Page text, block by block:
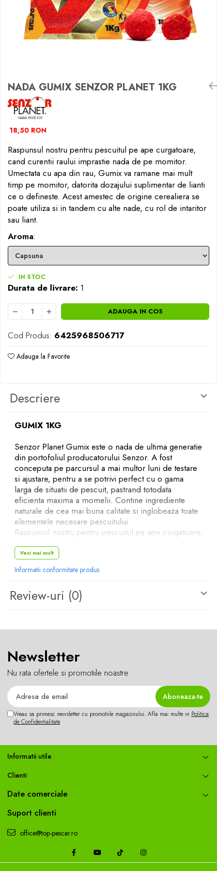
Alune tigrate
Semnalizare și suport
Rod pod
Picheți pescuit
Monturi și componente
Accesorii crap
Monturi crap
Pungi PVA
Accesorii diverse
Vartej pescuit
Agrafe pescuit
Rig pescuit
Opritoare pescuit
Crosete si burghie pescuit
Foarfeca pescuit
Cleste pescuit
Tub antitangle
Pop-up
Wafters
Suport feeder
Accesorii diverse
Vartej pescuit
Agrafe pescuit
Rig pescuit
Opritoare pescuit
Crosete si burghie pescuit
Foarfeca pescuit
Cleste pescuit
Tub antitangle
Vartej pescuit
Agrafe pescuit
Rig pescuit
Cleste pescuit
Tub antitangle
Cleste pescuit
Tub antitangle
Foarfeca pescuit
Cleste pescuit
Tub antitangle
Momeala fitofag
Momeala novac
Momeli artificiale
Pufuleti
Porumb
Papanele
Wafters
Alune tigrate
NADA GUMIX SENZOR PLANET 1KG
18,50 RON
Raspunsul nostru pentru pescuitul pe ape curgatoare,
cand curentii raului imprastie nada de pe momitor.
Umectata cu apa din rau, Gumix va ramane mai mult
timp pe momitor, datorita dozajului suplimentar de lianti
ce o defineste. Acest amestec de origine cerealiera se
poate utiliza si in tandem cu alte nade, cu rol de intaritor
sau liant.
Aroma:
IN STOC
Durata de livrare: 1
ADAUGA IN COS
Cod Produs: 6425968506717
Adauga la Favorite
Descriere
GUMIX 1KG
Senzor Planet Gumix este o nada de ultima generatie
din portofoliul producatorului Senzor. A fost
conceputa pe parcursul a mai multor luni de testare
si ajustare, pentru a se potrivi perfect cu o gama
larga de situatii de pescuit, pastrand totodata
eficienta maxima a momelii. Contine ingrediente
naturale de cea mai buna calitate si inglobeaza toate
elementele necesare pescuitului.
Raspunsul nostru pentru pescuitul pe ape curgatoare,
Umectata cu apa din rau, Gumix va ramane mai mult
timp pe momitor, datorita dozajului suplimentar de
lianti ce o defineste. Acest amestec de origine
cu rol de intaritor sau liant.
Caracteristici:
Tip nada: groundbait
Ingrediente naturale
Stimulenti de hranire
Ambalaj: 1kg/punga
Vezi mai mult
Informatii conformitate produs
Review-uri (0)
Newsletter
Nu rata ofertele si promotiile noastre
Vreau sa primesc newsletter cu promotiile magazinului. Afla mai multe in Politica
de Confidentialitate
Informatii utile
Clienti
Date comerciale
Suport clienti
office@top-pescar.ro